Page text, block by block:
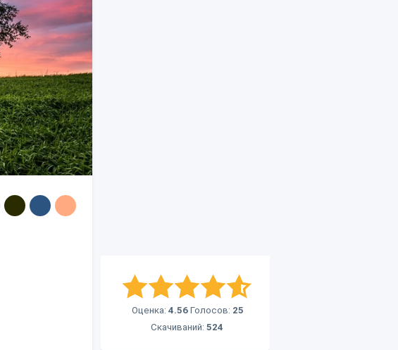
Оценка: 4.56 Голосов: 25
Скачиваний: 524